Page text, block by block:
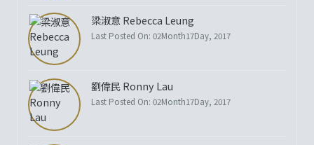
梁淑意 Rebecca Leung
Last Posted On: 02Month17Day, 2017
劉偉民 Ronny Lau
Last Posted On: 02Month17Day, 2017